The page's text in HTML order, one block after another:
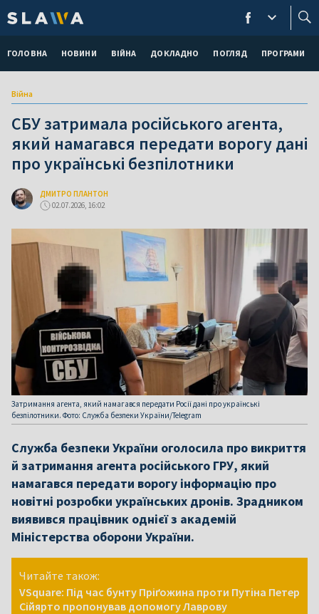
ГОЛОВНА НОВИНИ ВІЙНА ДОКЛАДНО ПОГЛЯД ПРОГРАМИ
Війна
СБУ затримала російського агента,
який намагався передати ворогу дані
про українські безпілотники
ДМИТРО ПЛАНТОН
02.07.2026, 16:02
Затримання агента, який намагався передати Росії дані про українські
безпілотники. Фото: Служба безпеки України/Telegram
Служба безпеки України оголосила про викриття
й затримання агента російського ГРУ, який
намагався передати ворогу інформацію про
новітні розробки українських дронів. Зрадником
виявився працівник однієї з академій
Міністерства оборони України.
Читайте також:
VSquare: Під час бунту Пріґожина проти Путіна Петер
Сійярто пропонував допомогу Лаврову